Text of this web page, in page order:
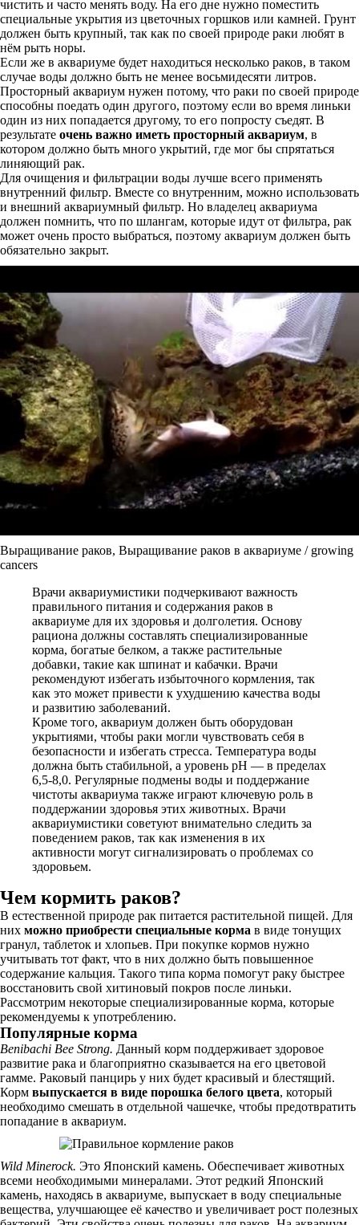
чистить и часто менять воду. На его дне нужно поместить
специальные укрытия из цветочных горшков или камней. Грунт
должен быть крупный, так как по своей природе раки любят в
нём рыть норы.
Если же в аквариуме будет находиться несколько раков, в таком
случае воды должно быть не менее восьмидесяти литров.
Просторный аквариум нужен потому, что раки по своей природе
способны поедать один другого, поэтому если во время линьки
один из них попадается другому, то его попросту съедят. В
результате очень важно иметь просторный аквариум, в
котором должно быть много укрытий, где мог бы спрятаться
линяющий рак.
Для очищения и фильтрации воды лучше всего применять
внутренний фильтр. Вместе со внутренним, можно использовать
и внешний аквариумный фильтр. Но владелец аквариума
должен помнить, что по шлангам, которые идут от фильтра, рак
может очень просто выбраться, поэтому аквариум должен быть
обязательно закрыт.
Выращивание раков, Выращивание раков в аквариуме / growing
cancers
Врачи аквариумистики подчеркивают важность
правильного питания и содержания раков в
аквариуме для их здоровья и долголетия. Основу
рациона должны составлять специализированные
корма, богатые белком, а также растительные
добавки, такие как шпинат и кабачки. Врачи
рекомендуют избегать избыточного кормления, так
как это может привести к ухудшению качества воды
и развитию заболеваний.
Кроме того, аквариум должен быть оборудован
укрытиями, чтобы раки могли чувствовать себя в
безопасности и избегать стресса. Температура воды
должна быть стабильной, а уровень pH — в пределах
6,5-8,0. Регулярные подмены воды и поддержание
чистоты аквариума также играют ключевую роль в
поддержании здоровья этих животных. Врачи
аквариумистики советуют внимательно следить за
поведением раков, так как изменения в их
активности могут сигнализировать о проблемах со
здоровьем.
Чем кормить раков?
В естественной природе рак питается растительной пищей. Для
них можно приобрести специальные корма в виде тонущих
гранул, таблеток и хлопьев. При покупке кормов нужно
учитывать тот факт, что в них должно быть повышенное
содержание кальция. Такого типа корма помогут раку быстрее
восстановить свой хитиновый покров после линьки.
Рассмотрим некоторые специализированные корма, которые
рекомендуемы к употреблению.
Популярные корма
Benibachi Bee Strong. Данный корм поддерживает здоровое
развитие рака и благоприятно сказывается на его цветовой
гамме. Раковый панцирь у них будет красивый и блестящий.
Корм выпускается в виде порошка белого цвета, который
необходимо смешать в отдельной чашечке, чтобы предотвратить
попадание в аквариум.
Wild Minerock. Это Японский камень. Обеспечивает животных
всеми необходимыми минералами. Этот редкий Японский
камень, находясь в аквариуме, выпускает в воду специальные
вещества, улучшающее её качество и увеличивает рост полезных